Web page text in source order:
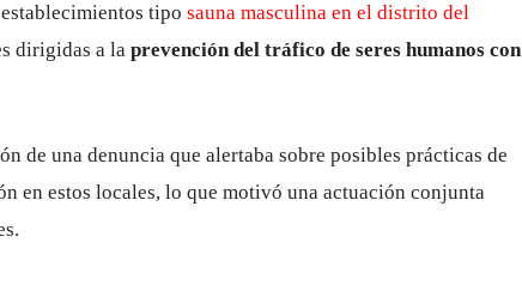
tipo sauna masculina en el distrito del
dirigidas a la prevención del tráfico de seres humanos con
de una denuncia que alertaba sobre posibles prácticas de
en estos locales, lo que motivó una actuación conjunta